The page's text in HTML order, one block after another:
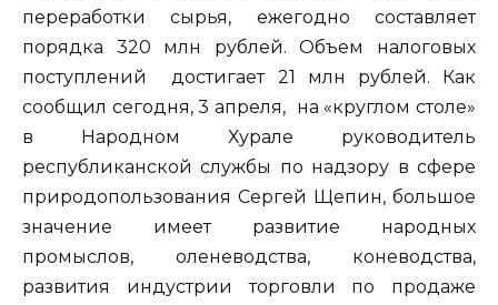
переработки сырья, ежегодно составляет
порядка 320 млн рублей. Объем налоговых
поступлений достигает 21 млн рублей. Как
сообщил сегодня, 3 апреля, на «круглом столе»
в Народном Хурале руководитель
республиканской службы по надзору в сфере
природопользования Сергей Щепин, большое
значение имеет развитие народных
промыслов, оленеводства, коневодства,
развития индустрии торговли по продаже